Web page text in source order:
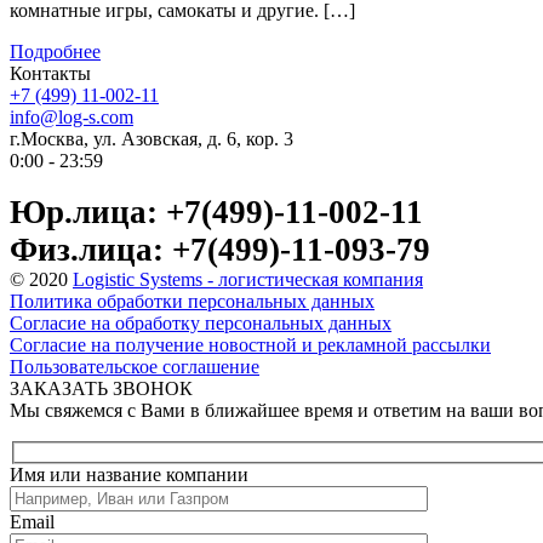
комнатные игры, самокаты и другие. […]
Подробнее
Контакты
+7 (499) 11-002-11
info@log-s.com
г.Москва, ул. Азовская, д. 6, кор. 3
0:00 - 23:59
Юр.лица: +7(499)-11-002-11
Физ.лица: +7(499)-11-093-79
© 2020 Logistic Systems - логистическая компания
Политика обработки персональных данных
Согласие на обработку персональных данных
Согласие на получение новостной и рекламной рассылки
Пользовательское соглашение
ЗАКАЗАТЬ ЗВОНОК
Мы свяжемся с Вами в ближайшее время и ответим на ваши
Имя или название компании
Email